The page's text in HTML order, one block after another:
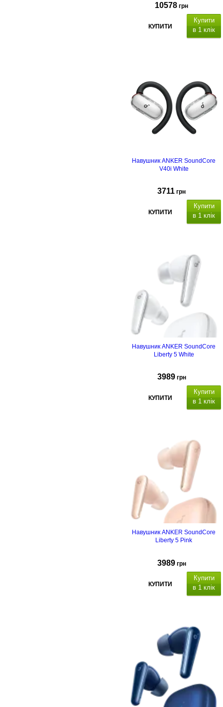
10578 грн
КУПИТИ
Купити
в 1 клік
Навушник ANKER SoundСore
V40i White
3711 грн
КУПИТИ
Купити
в 1 клік
Навушник ANKER SoundСore
Liberty 5 White
3989 грн
КУПИТИ
Купити
в 1 клік
Навушник ANKER SoundСore
Liberty 5 Pink
3989 грн
КУПИТИ
Купити
в 1 клік